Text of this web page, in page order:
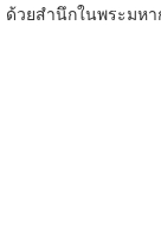
ด้วยสํานึกในพระมห